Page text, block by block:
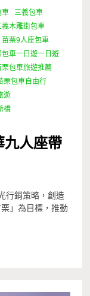
車
三義包車
義木雕街包車
苗栗9人座包車
包車一日遊一日遊
栗包車旅遊推薦
栗包車自由行
遊
橋
人座帶
行銷策略，創造
」為目標，推動